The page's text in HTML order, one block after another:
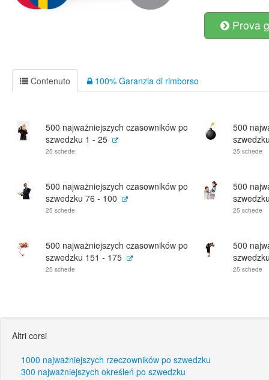
Prova
Contenuto 100% Garanzia di rimborso
500 najważniejszych czasowników po
szwedzku 1 - 25
25 schede
500
25 schede
500 najważniejszych czasowników po
szwedzku 76 - 100
25 schede
500
25 schede
500 najważniejszych czasowników po
szwedzku 151 - 175
25 schede
500
25 schede
Altri corsi
1000 najważniejszych rzeczowników po szwedzku
300 najważniejszych określeń po szwedzku